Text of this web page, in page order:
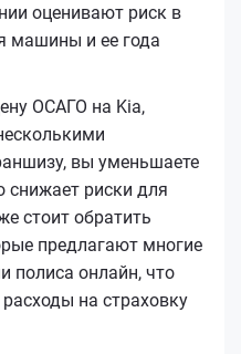
оценивают риск в
машины и ее года
ОСАГО на Kia,
вы уменьшаете
снижает риски для
стоит обратить
предлагают многие
полиса онлайн, что
на страховку